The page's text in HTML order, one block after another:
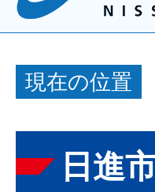
現在の位置
日進